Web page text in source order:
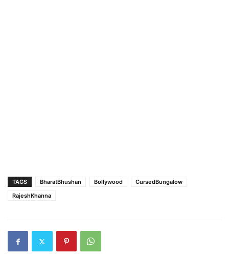
TAGS BharatBhushan Bollywood
CursedBungalow
RajeshKhanna